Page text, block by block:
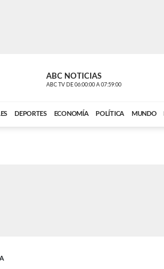
ABC NOTICIAS
ABC TV DE 06:00:00 A 07:59:00
DEPORTES ECONOMÍA POLÍTICA MUNDO